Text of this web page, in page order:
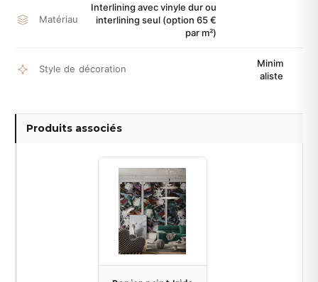
Matériau
Interlining avec vinyle dur ou
interlining seul (option 65 €
par m²)
Style de décoration
Minim
aliste
Produits associés